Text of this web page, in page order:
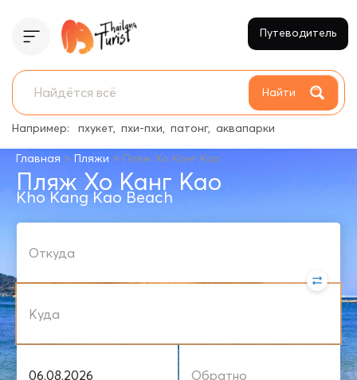
Найти
Например: пхукет пхи-пхи патонг аквапарки
Путеводитель
Главная > Пляжи > Пляж Хо Канг Као
Пляж Хо Канг Као
Kho Kang Kao Beach